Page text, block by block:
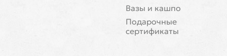
Вазы и кашпо
Подарочные
сертификаты